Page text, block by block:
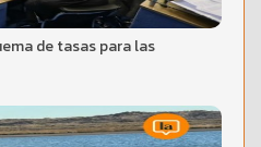
de tasas para las